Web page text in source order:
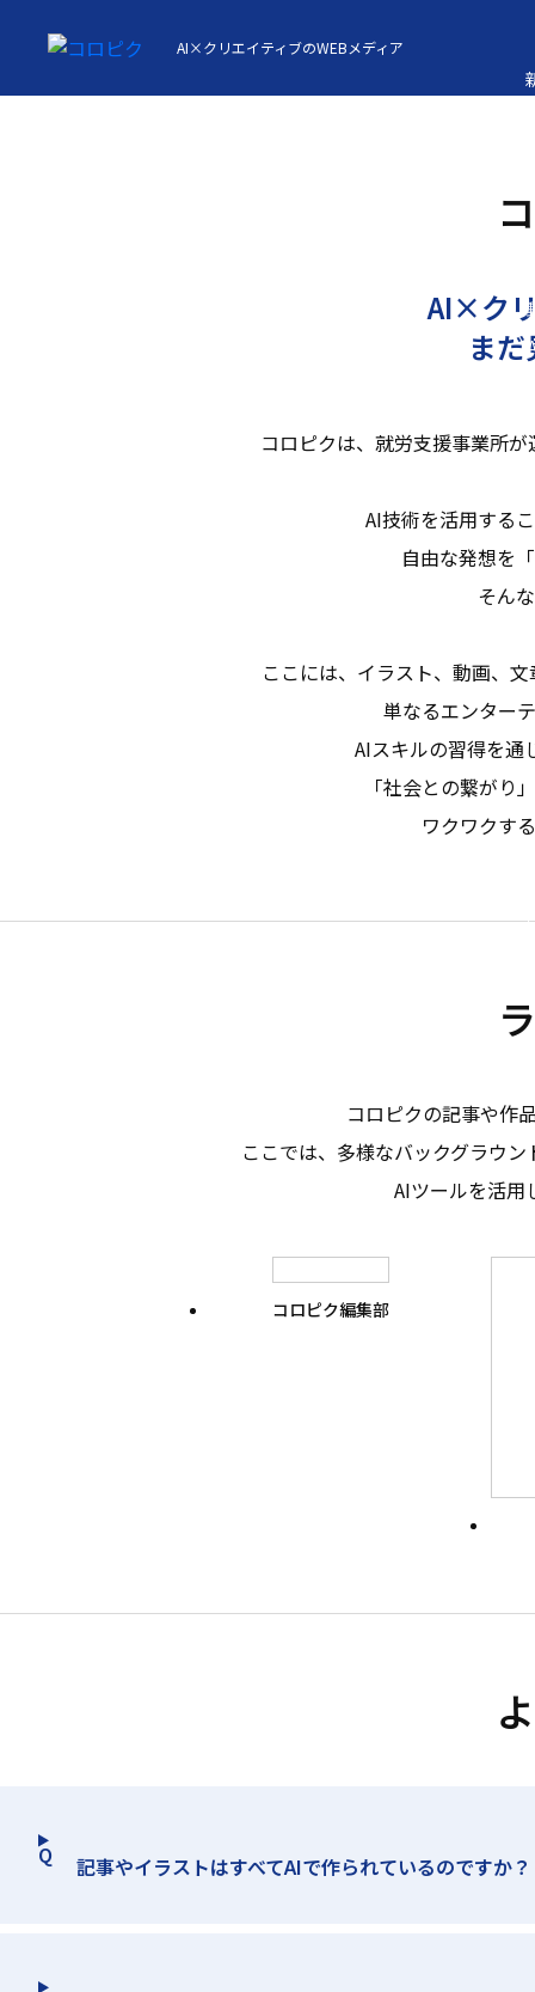
AI×クリエイティブのWEBメディア
AI×ク
ま
コロピクは、就労支援事業所
AI技術を活用する
自由な発想を「
そん
ここには、イラスト、動画、
単なるエンター
AIスキルの習得を通
「社会との繋がり
ワクワクす
コロピクの記事や作
ここでは、多様なバックグラウ
AIツールを活用
コロピク編集部
記事やイラストはすべてAIで作られているのですか？